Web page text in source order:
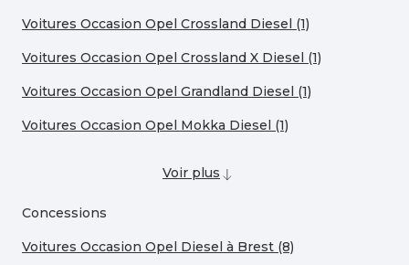
Voitures Occasion Opel Crossland Diesel (1)
Voitures Occasion Opel Crossland X Diesel (1)
Voitures Occasion Opel Grandland Diesel (1)
Voitures Occasion Opel Mokka Diesel (1)
Voir plus
Concessions
Voitures Occasion Opel Diesel à Brest (8)